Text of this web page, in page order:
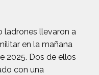
ladrones llevaron a
en la mañana
2025. Dos de ellos
con una